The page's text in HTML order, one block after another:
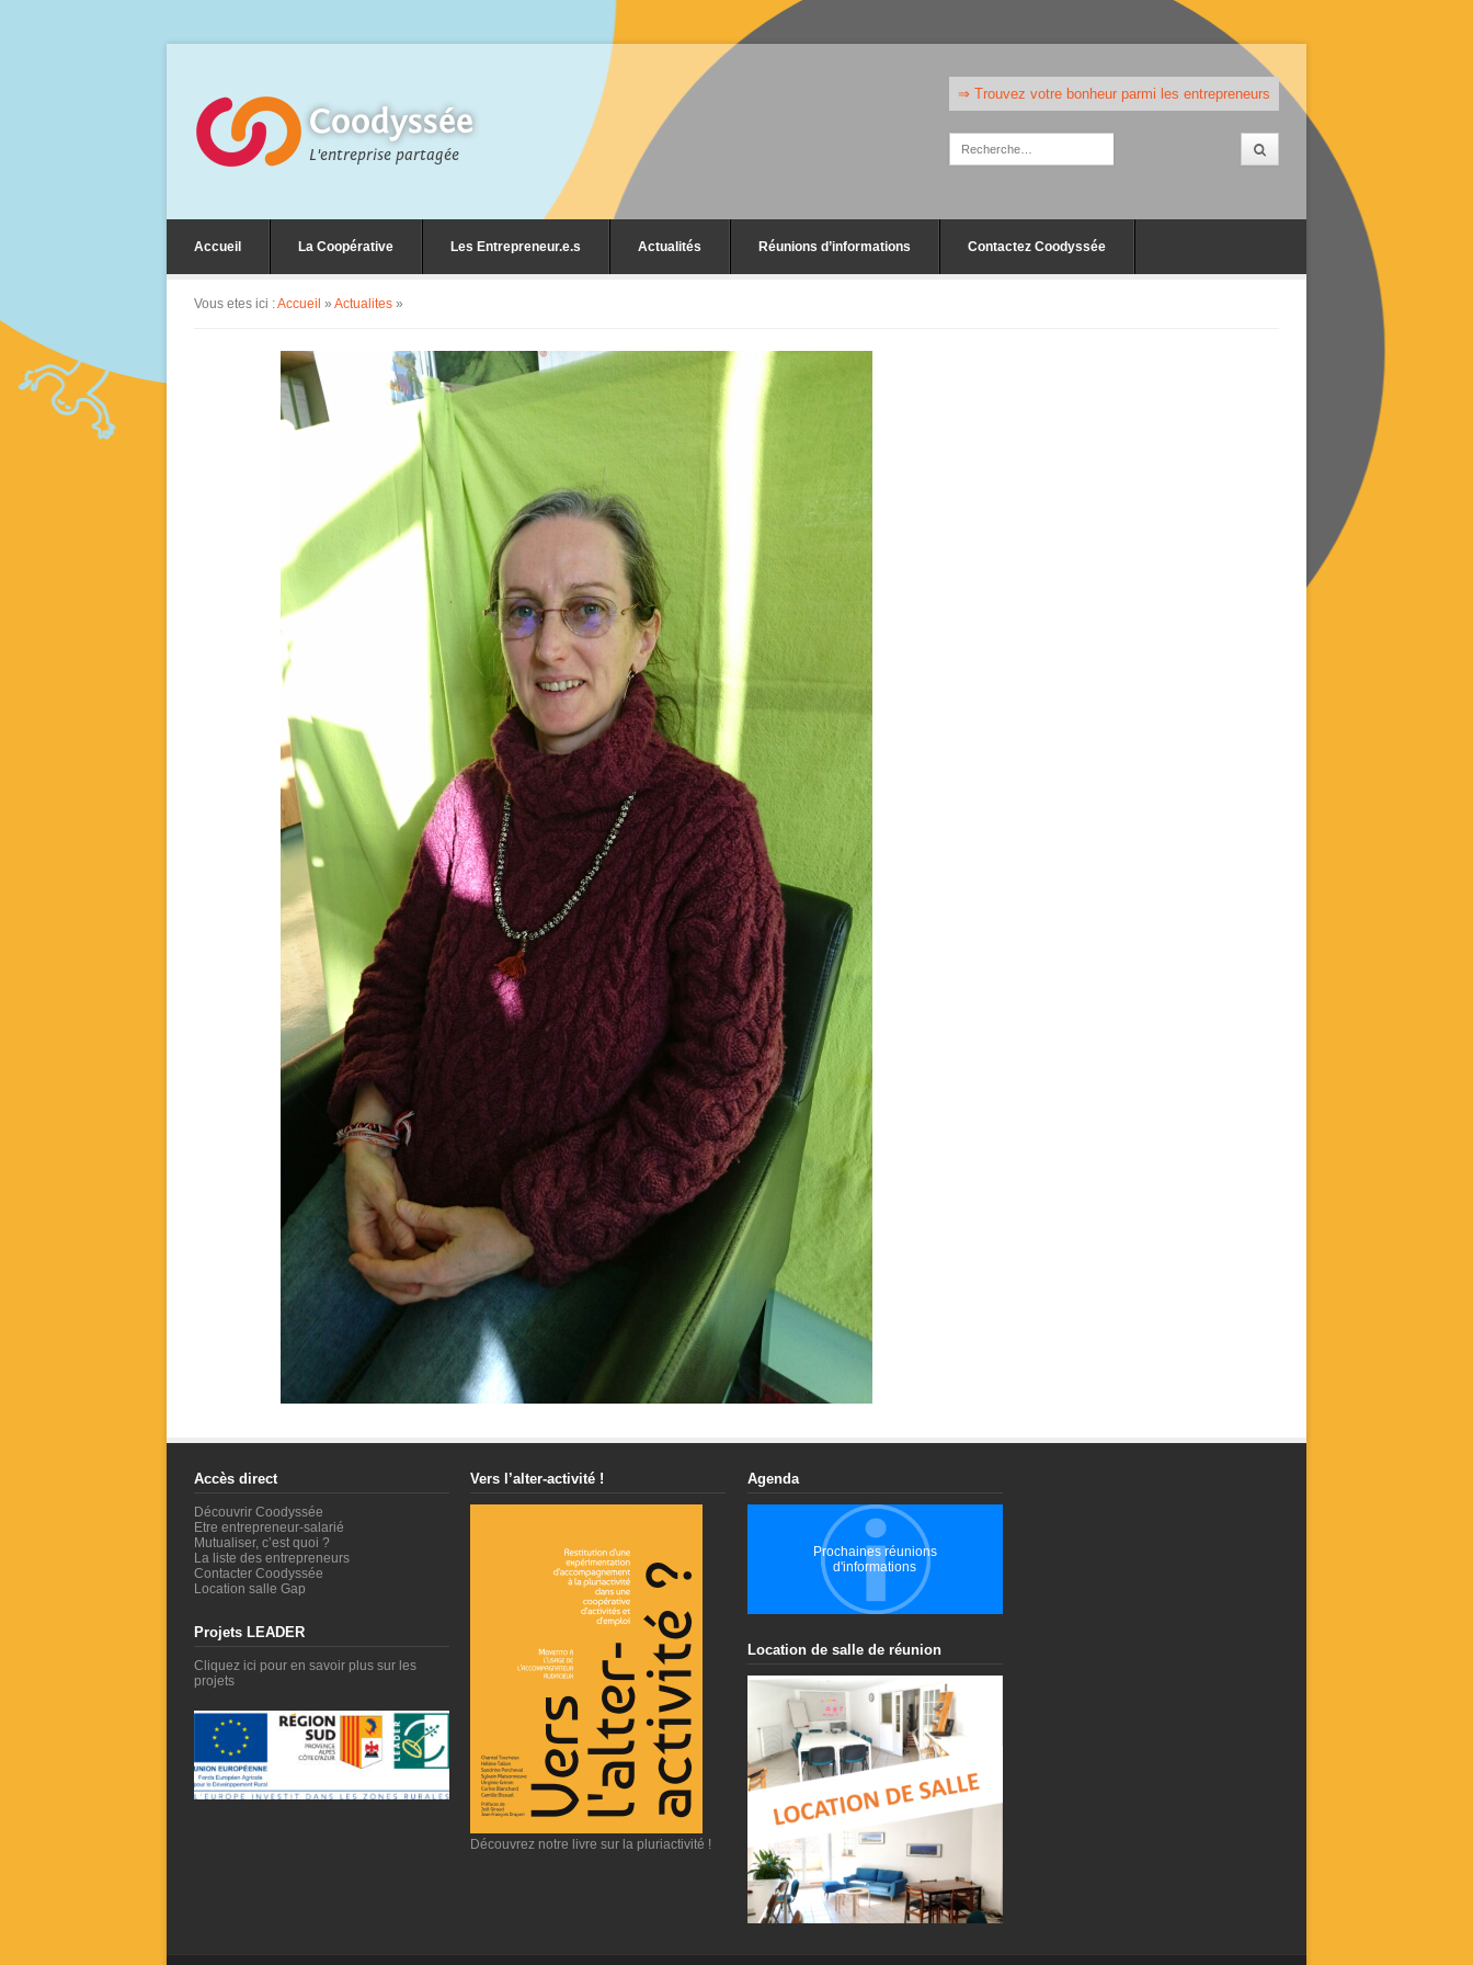
Coodyssée
L'entreprise partagée
⇒ Trouvez votre bonheur parmi les entrepreneurs
Accueil La Coopérative Les Entrepreneur.e.s Actualités Réunions d’informations Contactez Coodyssée
Vous etes ici :Accueil » Actualites »
Accès direct
Découvrir Coodyssée
Etre entrepreneur-salarié
Mutualiser, c’est quoi ?
La liste des entrepreneurs
Contacter Coodyssée
Location salle Gap
Projets LEADER
Cliquez ici pour en savoir plus sur les
projets
Vers l’alter-activité !
Découvrez notre livre sur la pluriactivité !
Agenda
Prochaines réunions
d'informations
Location de salle de réunion